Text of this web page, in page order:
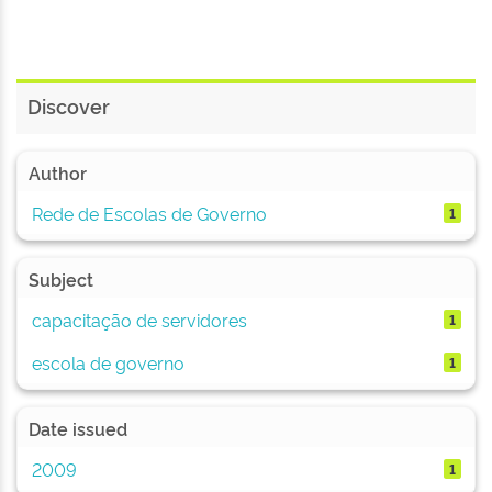
Discover
Author
Rede de Escolas de Governo
1
Subject
capacitação de servidores
1
escola de governo 1
Date issued
2009
1